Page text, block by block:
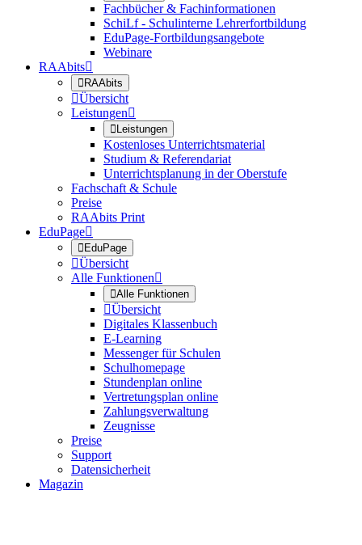
Fachbücher & Fachinformationen
SchiLf - Schulinterne Lehrerfortbildung
EduPage-Fortbildungsangebote
Webinare
RAAbits
RAAbits
Übersicht
Leistungen
Leistungen
Kostenloses Unterrichtsmaterial
Studium & Referendariat
Unterrichtsplanung in der Oberstufe
Fachschaft & Schule
Preise
RAAbits Print
EduPage
EduPage
Übersicht
Alle Funktionen
Alle Funktionen
Übersicht
Digitales Klassenbuch
E-Learning
Messenger für Schulen
Schulhomepage
Stundenplan online
Vertretungsplan online
Zahlungsverwaltung
Zeugnisse
Preise
Support
Datensicherheit
Magazin